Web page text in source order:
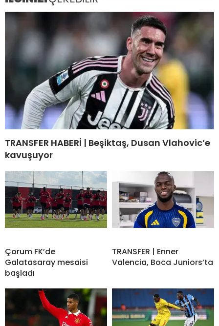
TRANSFER HABERİ | Beşiktaş, Dusan Vlahovic’e
kavuşuyor
Çorum FK’de
Galatasaray mesaisi
başladı
TRANSFER | Enner
Valencia, Boca Juniors’ta